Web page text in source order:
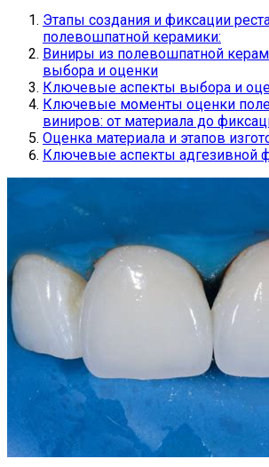
Этапы создания и фиксации
полевошпатной керамики:
Виниры из полевошпатной
выбора и оценки
Ключевые аспекты выбора и
Ключевые моменты оценки
виниров: от материала до
Оценка материала и этапов
Ключевые аспекты адгезивной